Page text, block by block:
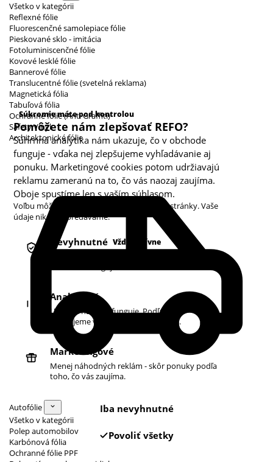
Všetko v kategórii
Reflexné fólie
Fluorescenčné samolepiace fólie
Pieskované sklo - imitácia
Fotoluminiscenčné fólie
Kovové lesklé fólie
Bannerové fólie
Translucentné fólie (svetelná reklama)
Magnetická fólia
Tabuľová fólia
Ochranné fólie (Anti Graffiti)
Safety Vinyl
Architektonické fólie
Autofólie
Všetko v kategórii
Polep automobilov
Karbónová fólia
Ochranné fólie PPF
Súkromie máte pod kontrolou
Pomôžete nám zlepšovať REFO?
Súhrnná analytika nám ukazuje, čo v obchode
funguje - vďaka nej zlepšujeme vyhľadávanie aj
ponuku. Marketingové cookies potom udržiavajú
reklamu zameranú na to, čo vás naozaj zaujíma.
Oboje spustíme len s vaším súhlasom.
Voľbu môžete kedykoľvek zmeniť v pätičke stránky. Vaše
údaje nikdy nepredávame.
Kategórie cookies
Nevyhnutné Vždy aktívne
Analytické
Ukazujú nám, čo funguje. Podľa toho
zlepšujeme vyhľadávanie aj ponuku.
Marketingové
Menej náhodných reklám - skôr ponuky podľa
toho, čo vás zaujíma.
Iba nevyhnutné
Povoliť všetky